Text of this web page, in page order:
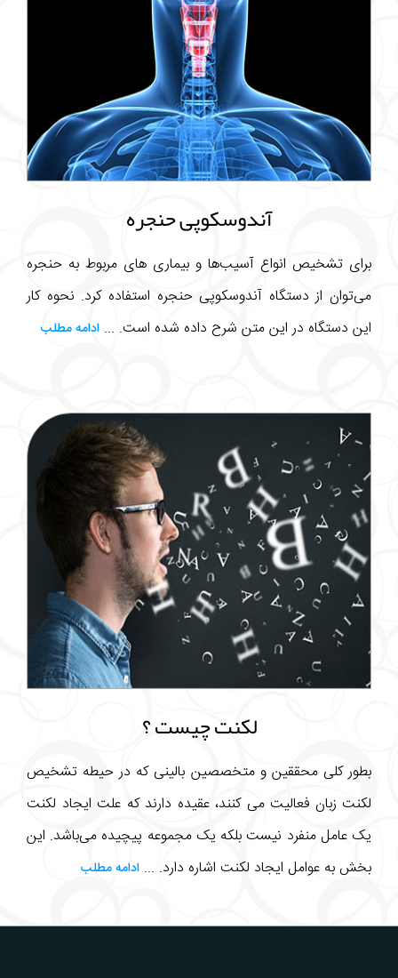
آندوسکوپی حنجره
برای تشخیص انواع آسیب‌ها و بیماری های مربوط به حنجره
می‌توان از دستگاه آندوسکوپی حنجره استفاده کرد. نحوه کار
این دستگاه در این متن شرح داده شده است. ... ادامه مطلب
لکنت چیست ؟
بطور کلی محققین و متخصصین بالینی که در حیطه تشخیص
لکنت زبان فعالیت می کنند، عقیده دارند که علت ایجاد لکنت
یک عامل منفرد نیست بلکه یک مجموعه پیچیده می‌باشد. این
بخش به عوامل ایجاد لکنت اشاره دارد. ... ادامه مطلب